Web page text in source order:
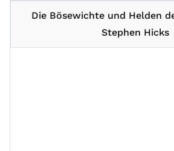
Die Bösewichte und Helden
Stephen Hicks